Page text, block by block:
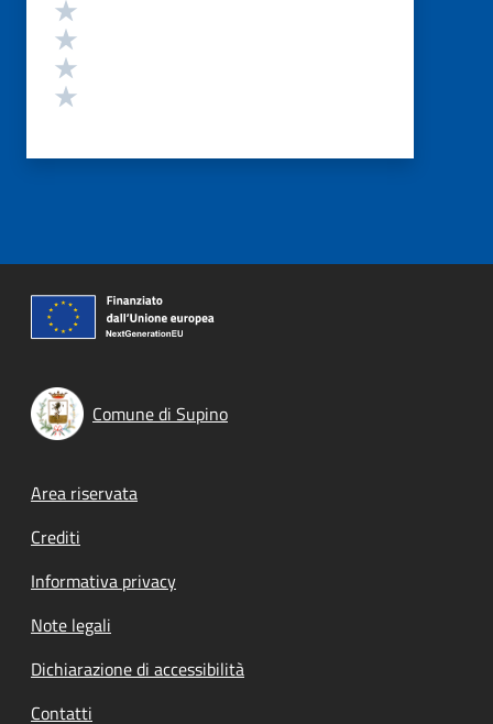
Comune di Supino
Footer menu
Area riservata
Crediti
Informativa privacy
Note legali
Dichiarazione di accessibilità
Contatti